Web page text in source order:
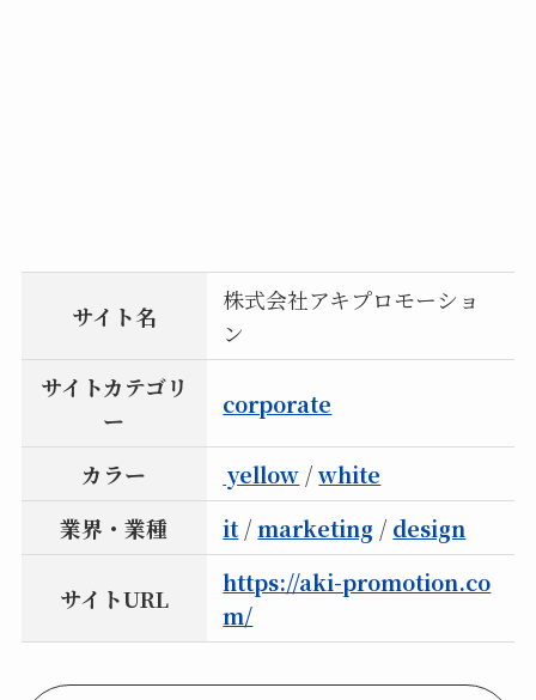
サイト名
株式会社アキプロモーショ
ン
サイトカテゴリ
ー
corporate
カラー yellow /white
業界・業種
it/marketing / design
サイトURL
https://aki-promotion.co
m/